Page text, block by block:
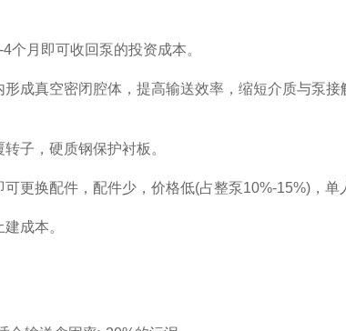
月即可收回泵的投资成本。
真空密闭腔体，提高输送效率，缩短介质与泵接
子，硬质钢保护衬板。
换配件，配件少，价格低(占整泵10%-15%)，单
成本。